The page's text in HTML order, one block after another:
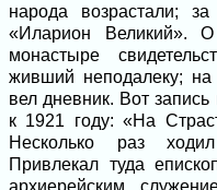
народа возрастали;
«Иларион Великий».
монастыре
живший неподалеку; на
вел дневник. Вот
к 1921 году: «На
Несколько раз
Привлекал туда
архиерейским